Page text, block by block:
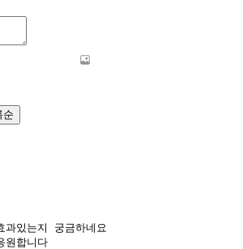
순
있는지 궁금하네요
원합니다